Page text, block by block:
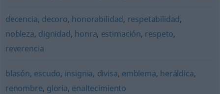
decencia, decoro, honorabilidad, respetabilidad,
nobleza, dignidad, honra, estimación, respeto,
reverencia
blasón, escudo, insignia, divisa, emblema, heráldica,
renombre, gloria, enaltecimiento